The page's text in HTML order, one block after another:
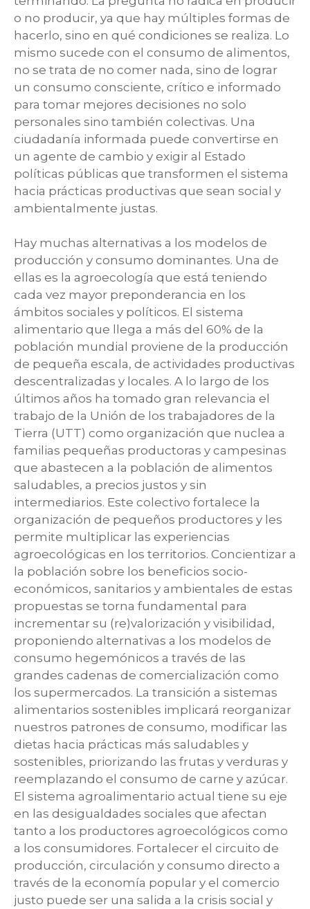
o no producir, ya que hay múltiples formas de
hacerlo, sino en qué condiciones se realiza. Lo
mismo sucede con el consumo de alimentos,
no se trata de no comer nada, sino de lograr
un consumo consciente, crítico e informado
para tomar mejores decisiones no solo
personales sino también colectivas. Una
ciudadanía informada puede convertirse en
un agente de cambio y exigir al Estado
políticas públicas que transformen el sistema
hacia prácticas productivas que sean social y
ambientalmente justas.
Hay muchas alternativas a los modelos de
producción y consumo dominantes. Una de
ellas es la agroecología que está teniendo
cada vez mayor preponderancia en los
ámbitos sociales y políticos. El sistema
alimentario que llega a más del 60% de la
población mundial proviene de la producción
de pequeña escala, de actividades productivas
descentralizadas y locales. A lo largo de los
últimos años ha tomado gran relevancia el
trabajo de la Unión de los trabajadores de la
Tierra (UTT) como organización que nuclea a
familias pequeñas productoras y campesinas
que abastecen a la población de alimentos
saludables, a precios justos y sin
intermediarios. Este colectivo fortalece la
organización de pequeños productores y les
permite multiplicar las experiencias
agroecológicas en los territorios. Concientizar a
la población sobre los beneficios socio-
económicos, sanitarios y ambientales de estas
propuestas se torna fundamental para
incrementar su (re)valorización y visibilidad,
proponiendo alternativas a los modelos de
consumo hegemónicos a través de las
grandes cadenas de comercialización como
los supermercados. La transición a sistemas
alimentarios sostenibles implicará reorganizar
nuestros patrones de consumo, modificar las
dietas hacia prácticas más saludables y
sostenibles, priorizando las frutas y verduras y
reemplazando el consumo de carne y azúcar.
El sistema agroalimentario actual tiene su eje
en las desigualdades sociales que afectan
tanto a los productores agroecológicos como
a los consumidores. Fortalecer el circuito de
producción, circulación y consumo directo a
través de la economía popular y el comercio
justo puede ser una salida a la crisis social y